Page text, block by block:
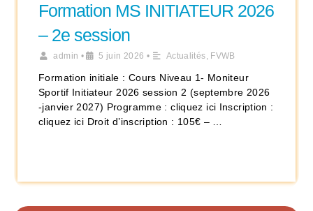
Formation MS INITIATEUR 2026
– 2e session
admin • 5 juin 2026 • Actualités, FVWB
Formation initiale : Cours Niveau 1- Moniteur
Sportif Initiateur 2026 session 2 (septembre 2026
-janvier 2027) Programme : cliquez ici Inscription :
cliquez ici Droit d’inscription : 105€ – …